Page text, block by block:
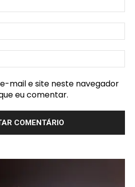
mail e site neste navegador
eu comentar.